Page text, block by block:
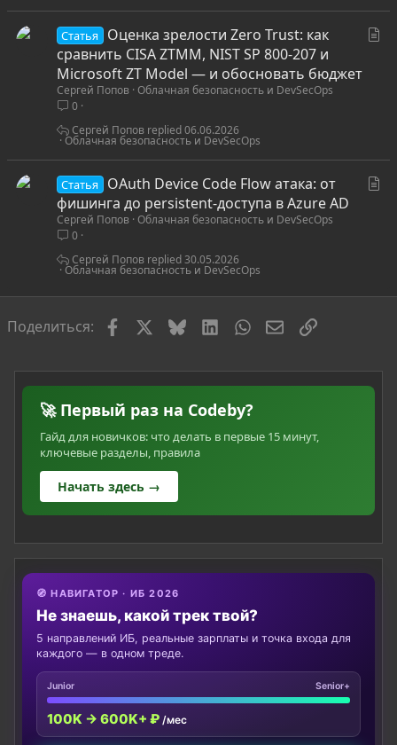
я
Статья
Оценка зрелости Zero Trust: как
сравнить CISA ZTMM, NIST SP 800-207 и
Microsoft ZT Model — и обосновать бюджет
Сергей Попов Облачная безопасность и DevSecOps
0
Облачная безопасность и DevSecOps
06.06.2026
Сергей Попов
Статья
OAuth Device Code Flow атака: от
фишинга до persistent-доступа в Azure AD
Сергей Попов Облачная безопасность и DevSecOps
0
Облачная безопасность и DevSecOps
30.05.2026
Сергей Попов
Поделиться: FacebookBlueskyLinkedInWhatsAppЭлектронная
Ссылка
🚀 Первый раз на Codeby?
Гайд для новичков: что делать в первые 15 минут,
ключевые разделы, правила
Начать здесь →
🧭 НАВИГАТОР · ИБ 2026
Не знаешь, какой трек твой?
5 направлений ИБ, реальные зарплаты и точка входа для
каждого — в одном треде.
Junior Senior+
100K → 600K+ ₽ /мес